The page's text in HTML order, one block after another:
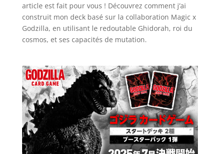
article est fait pour vous ! Découvrez comment j’ai
construit mon deck basé sur la collaboration Magic x
Godzilla, en utilisant le redoutable Ghidorah, roi du
cosmos, et ses capacités de mutation.